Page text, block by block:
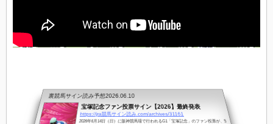
裏競馬サイン読み予想2026.06.10
宝塚記念ファン投票サイン【2026】最終発表
https://jra競馬サイン読み.com/archives/31161
2026年6月14日（日）に阪神競馬場で行われるG1「宝塚記念」のファン投票が、5